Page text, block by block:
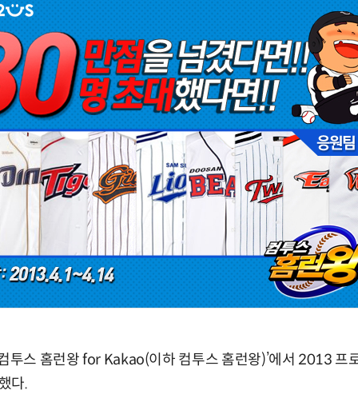
투스 홈런왕 for Kakao(이하 컴투스 홈런왕)’에서 2013 프
다.